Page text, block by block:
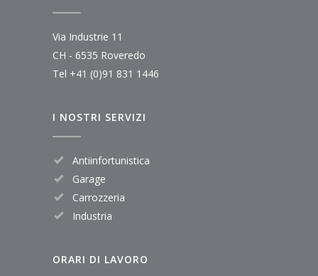
Via Industrie 11
CH - 6535 Roveredo
Tel +41 (0)91 831 1446
I NOSTRI SERVIZI
Antiinfortunistica
Garage
Carrozzeria
Industria
ORARI DI LAVORO